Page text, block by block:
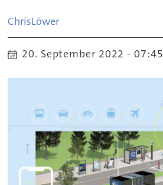
ChrisLöwer
20. September 2022 - 07:45